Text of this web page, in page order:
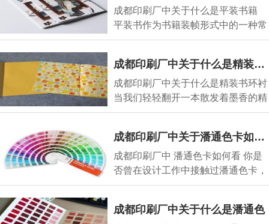
成都印刷厂中关于什么是平装书籍
平装书作为书籍装帧形式中的一种常
见类型，也被称
成都印刷厂中关于什么是精装书环衬
成都印刷厂中关于什么是精装书环衬
当我们轻轻翻开一本散发着墨香的精
装书，常常会
成都印刷厂中关于潘通色卡如何看
成都印刷厂中 潘通色卡如何看 你是
否曾在设计工作中接触过潘通色卡，
面对上面那一
成都印刷厂中关于什么是潘通色